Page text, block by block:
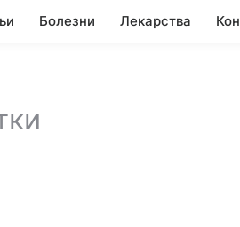
Болезни Лекарства